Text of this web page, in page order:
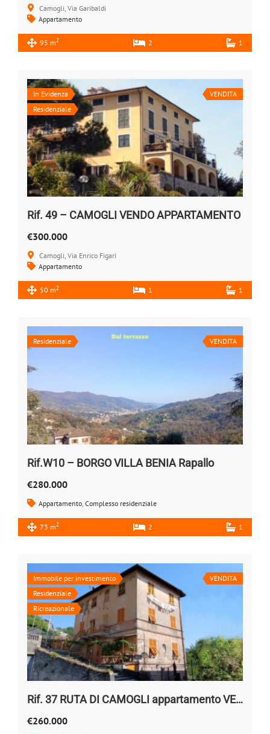
Camogli, Via Garibaldi
Appartamento
95 m2 2 1
In Evidenza
Residenziale
VENDITA
Rif. 49 – CAMOGLI VENDO APPARTAMENTO
€300.000
Camogli, Via Enrico Figari
Appartamento
50 m2 1 1
Residenziale VENDITA
Rif.W10 – BORGO VILLA BENIA Rapallo
€280.000
Appartamento Complesso residenziale
73 m2 2 1
Immobile per investimento
Residenziale
Ricreazionale
VENDITA
Rif. 37 RUTA DI CAMOGLI appartamento VENDESI
€260.000